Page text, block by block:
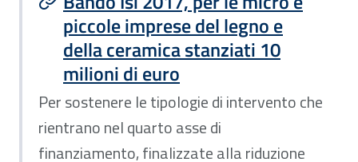
piccole imprese del legno e
della ceramica stanziati 10
milioni di euro
Per sostenere le tipologie di intervento che
rientrano nel quarto asse di
finanziamento, finalizzate alla riduzione